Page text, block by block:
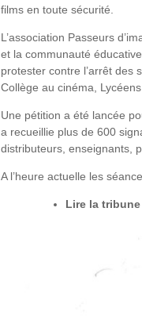
films en toute sécurité.
L’association Passeurs
et la communauté
protester contre l’arrêt des
Collège au cinéma,
Une pétition a été lancée
a recueillie plus de 600
distributeurs, enseignants,
A l’heure actuelle les
Lire la tribune